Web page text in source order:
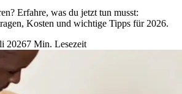
Erfahre, was du jetzt tun musst:
Kosten und wichtige Tipps für 2026.
20267 Min. Lesezeit